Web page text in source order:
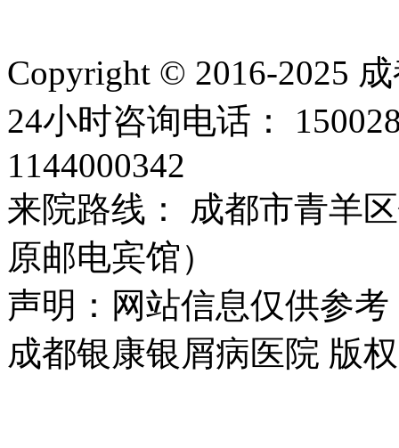
Copyright © 2016-2025
24小时咨询电话：
1144000342
来院路线： 成都市青羊
原邮电宾馆）
声明：网站信息仅供参
成都银康银屑病医院 版